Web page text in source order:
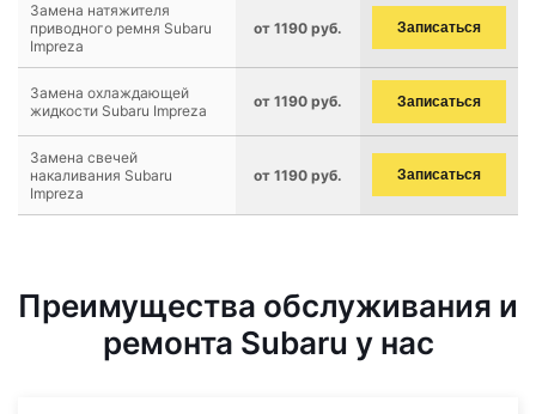
Замена натяжителя
приводного ремня Subaru
Impreza
от 1190 руб. Записаться
Замена охлаждающей
жидкости Subaru Impreza
от 1190 руб. Записаться
Замена свечей
накаливания Subaru
Impreza
от 1190 руб. Записаться
Преимущества обслуживания и
ремонта Subaru у нас